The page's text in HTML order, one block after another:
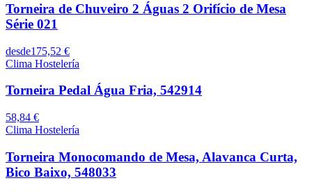
Torneira de Chuveiro 2 Águas 2 Orifício de Mesa
Série 021
desde175,52 €
Clima Hostelería
Torneira Pedal Água Fria, 542914
58,84 €
Clima Hostelería
Torneira Monocomando de Mesa, Alavanca Curta,
Bico Baixo, 548033